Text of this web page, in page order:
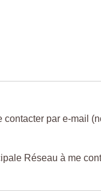
par e-mail
Réseau à me